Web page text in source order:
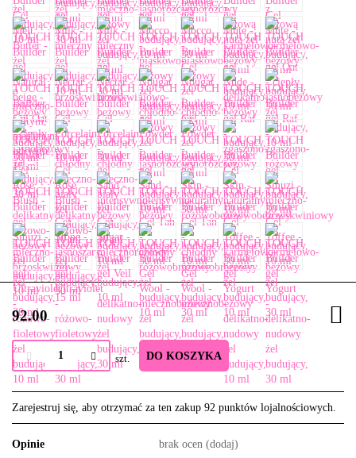
92.00
szt. DO KOSZYKA
Zarejestruj się, aby otrzymać za ten zakup 92 punktów lojalnościowych.
Opinie brak ocen (dodaj)